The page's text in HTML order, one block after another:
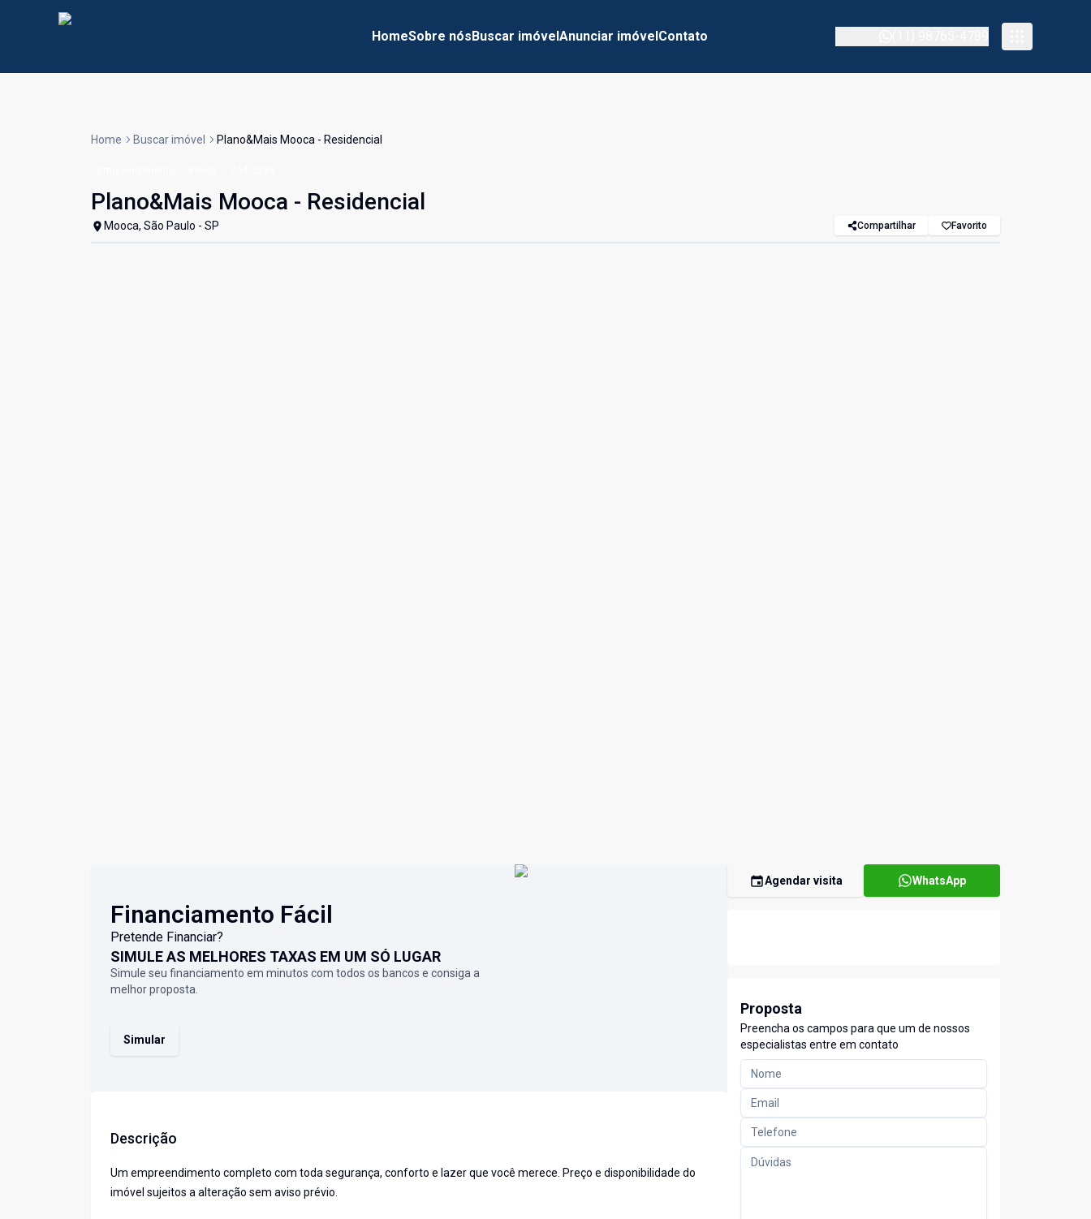
HomeSobre nósBuscar imóvelAnunciar imóvelContato
Home Buscar imóvel Plano&Mais Mooca - Residencial
Plano&Mais Mooca - Residencial
Mooca, São Paulo - SP Compartilhar Favorito
Financiamento Fácil
Pretende Financiar?
SIMULE AS MELHORES TAXAS EM UM SÓ LUGAR
Simule seu financiamento em minutos com todos os bancos e consiga a
melhor proposta.
Simular
Descrição
Um empreendimento completo com toda segurança, conforto e lazer que você merece. Preço e disponibilidade do
imóvel sujeitos a alteração sem aviso prévio.
Agendar visita WhatsApp
Proposta
Preencha os campos para que um de nossos
especialistas entre em contato